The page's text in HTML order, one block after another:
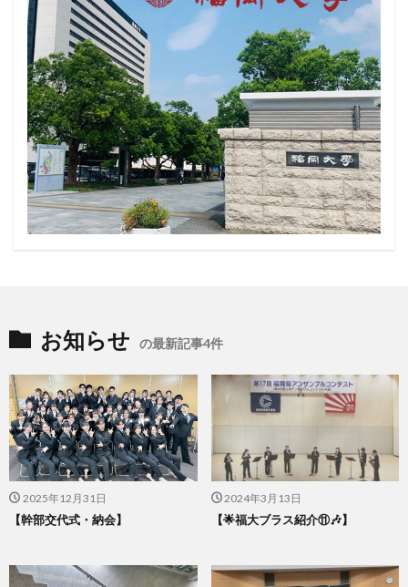
お知らせ の最新記事4件
2025年12月31日
【幹部交代式・納会】
2024年3月13日
【🌟福大ブラス紹介⑪‪🎶‬】